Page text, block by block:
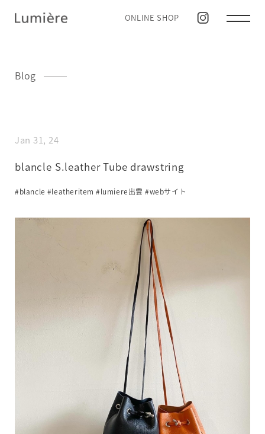
ONLINE SHOP
Blog
Jan 31, 24
blancle S.leather Tube drawstring
#blancle #leatheritem #lumiere出雲 #webサイト